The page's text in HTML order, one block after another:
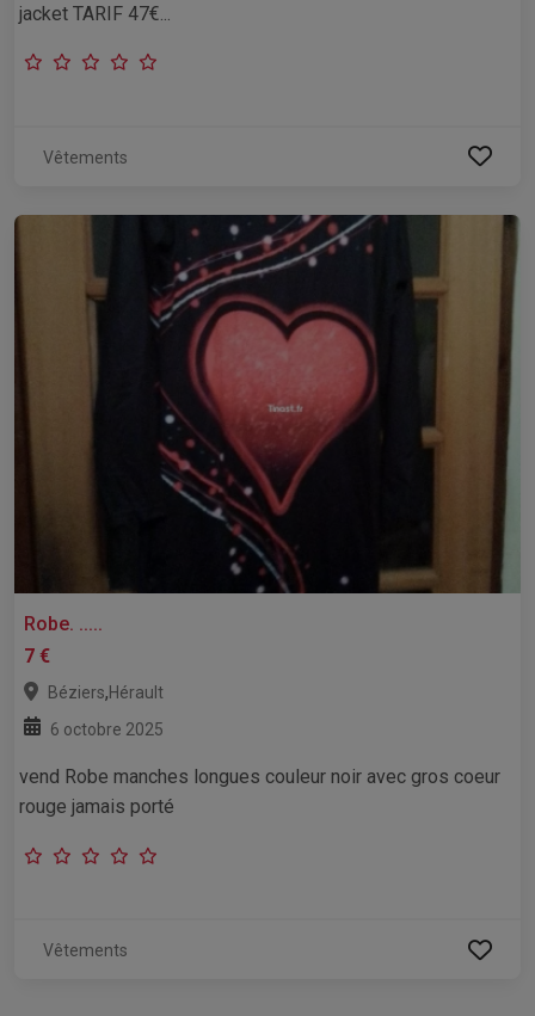
jacket TARIF 47€...
Vêtements
Robe. .....
7 €
Béziers,Hérault
6 octobre 2025
vend Robe manches longues couleur noir avec gros coeur
rouge jamais porté
Vêtements